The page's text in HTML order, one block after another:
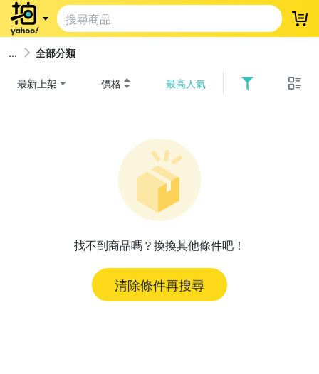
登
全部分類
最新上架 價格 最高人氣
找不到商品嗎？換換其他條件吧！
清除條件再搜尋